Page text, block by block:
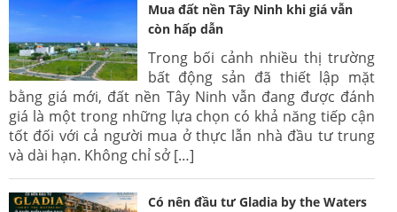
Mua đất nền Tây Ninh khi giá vẫn
còn hấp dẫn
Trong bối cảnh nhiều thị trường
bất động sản đã thiết lập mặt
bằng giá mới, đất nền Tây Ninh vẫn đang được đánh
giá là một trong những lựa chọn có khả năng tiếp cận
tốt đối với cả người mua ở thực lẫn nhà đầu tư trung
và dài hạn. Không chỉ sở […]
Có nên đầu tư Gladia by the Waters